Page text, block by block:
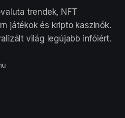
trendek, NFT
játékok és kripto kaszinók.
világ legújabb infóiért.